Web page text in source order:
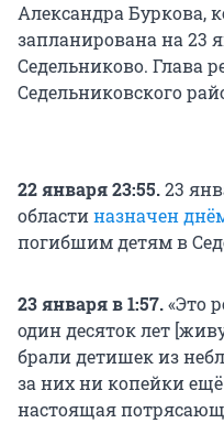
Александра Буркова,
запланирована на 23
Седельниково. Глава
Седельниковского
22 января 23:55.23
областиназначен
погибшим детям в
23 января в 1:57.«Это
один десяток лет
брали детишек из
за них ни копейки
настоящая